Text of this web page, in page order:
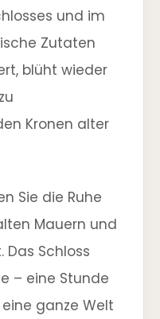
und im
Zutaten
blüht wieder
Kronen alter
Sie die Ruhe
Mauern und
Das Schloss
– eine Stunde
ganze Welt